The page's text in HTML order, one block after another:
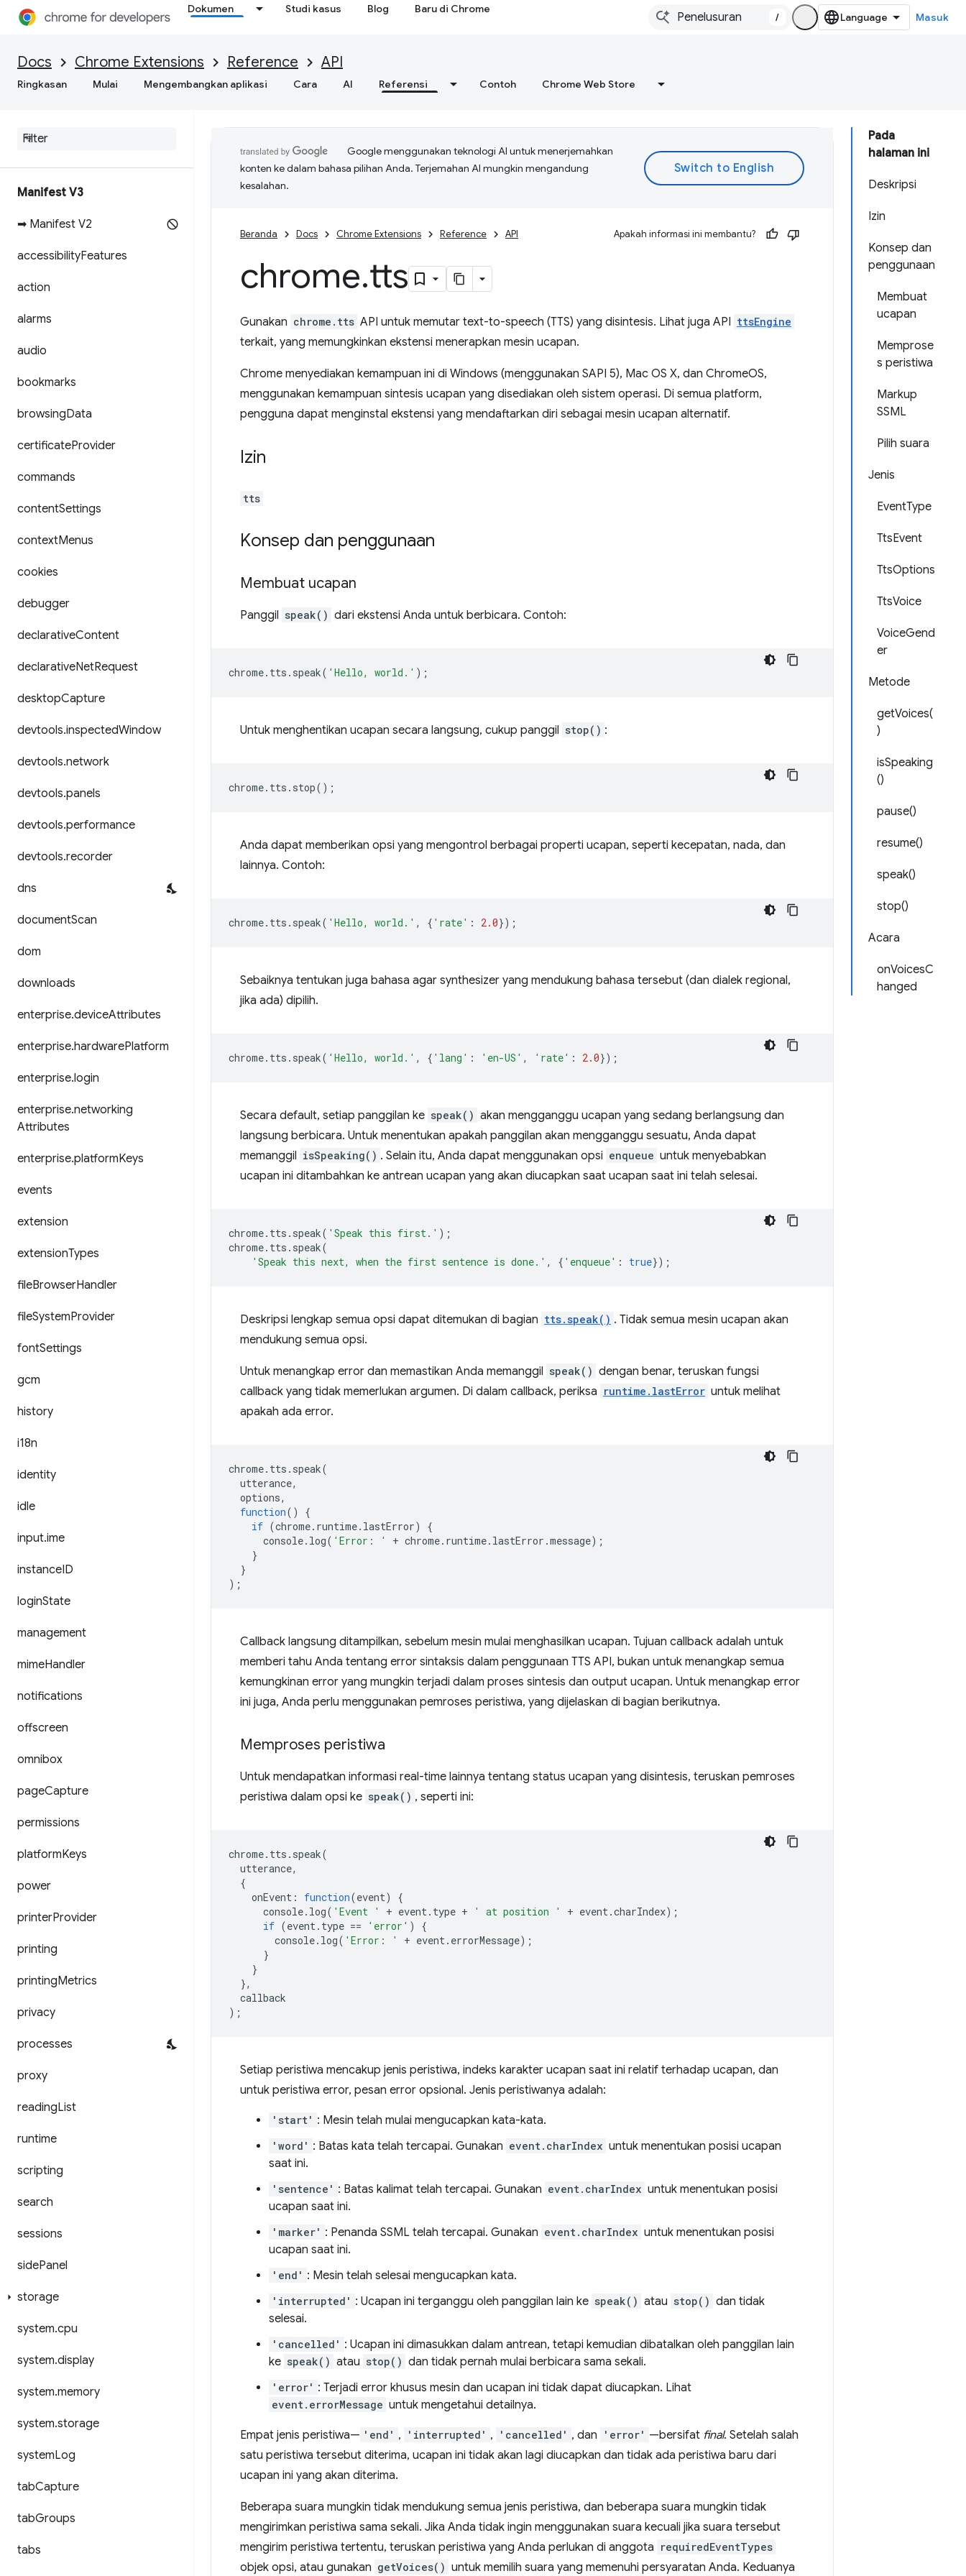
Dokumen Studi kasus Blog Baru di Chrome
/ Masuk
Docs Chrome Extensions Reference API
Ringkasan Mulai Mengembangkan aplikasi Cara AI Referensi Contoh Chrome Web Store
Manifest V3
➡ Manifest V2
accessibilityFeatures
action
alarms
audio
bookmarks
browsingData
certificateProvider
commands
contentSettings
contextMenus
cookies
debugger
declarativeContent
declarativeNetRequest
desktopCapture
devtools.inspectedWindow
devtools.network
devtools.panels
devtools.performance
devtools.recorder
dns
documentScan
dom
downloads
enterprise.deviceAttributes
enterprise.hardwarePlatform
enterprise.login
enterprise.networking
Attributes
enterprise.platformKeys
events
extension
extensionTypes
fileBrowserHandler
fileSystemProvider
fontSettings
gcm
history
i18n
identity
idle
input.ime
instanceID
loginState
management
mimeHandler
notifications
offscreen
omnibox
pageCapture
permissions
platformKeys
power
printerProvider
printing
printingMetrics
privacy
processes
proxy
readingList
runtime
scripting
search
sessions
sidePanel
storage
system.cpu
system.display
system.memory
system.storage
systemLog
tabCapture
tabGroups
tabs
Pada
halaman ini
Deskripsi
Izin
Konsep dan
penggunaan
Membuat
ucapan
Memprose
s peristiwa
Markup
SSML
Pilih suara
Jenis
EventType
TtsEvent
TtsOptions
TtsVoice
VoiceGend
er
Metode
getVoices(
)
isSpeaking
()
pause()
resume()
speak()
stop()
Acara
onVoicesC
hanged
Google menggunakan teknologi AI untuk menerjemahkan
konten ke dalam bahasa pilihan Anda. Terjemahan AI mungkin mengandung
kesalahan.
Beranda Docs Chrome Extensions Reference API Apakah informasi ini membantu?
chrome.tts
Gunakan chrome.tts API untuk memutar text-to-speech (TTS) yang disintesis. Lihat juga API ttsEngine
terkait, yang memungkinkan ekstensi menerapkan mesin ucapan.
Chrome menyediakan kemampuan ini di Windows (menggunakan SAPI 5), Mac OS X, dan ChromeOS,
menggunakan kemampuan sintesis ucapan yang disediakan oleh sistem operasi. Di semua platform,
pengguna dapat menginstal ekstensi yang mendaftarkan diri sebagai mesin ucapan alternatif.
Izin
tts
Konsep dan penggunaan
Membuat ucapan
Panggil speak() dari ekstensi Anda untuk berbicara. Contoh:
chrome. tts . speak( 'Hello, world.' );
Untuk menghentikan ucapan secara langsung, cukup panggil stop() :
chrome. tts . stop();
Anda dapat memberikan opsi yang mengontrol berbagai properti ucapan, seperti kecepatan, nada, dan
lainnya. Contoh:
chrome. tts . speak( 'Hello, world.' , { 'rate' : 2.0});
Sebaiknya tentukan juga bahasa agar synthesizer yang mendukung bahasa tersebut (dan dialek regional,
jika ada) dipilih.
chrome. tts . speak( 'Hello, world.' , { 'lang' : 'en-US' , 'rate' : 2.0});
Secara default, setiap panggilan ke speak() akan mengganggu ucapan yang sedang berlangsung dan
langsung berbicara. Untuk menentukan apakah panggilan akan mengganggu sesuatu, Anda dapat
memanggil isSpeaking() . Selain itu, Anda dapat menggunakan opsi enqueue untuk menyebabkan
ucapan ini ditambahkan ke antrean ucapan yang akan diucapkan saat ucapan saat ini telah selesai.
chrome. tts . speak( 'Speak this first.' );
chrome. tts . speak(
'Speak this next, when the first sentence is done.' , { 'enqueue' : true});
Deskripsi lengkap semua opsi dapat ditemukan di bagian tts.speak() . Tidak semua mesin ucapan akan
mendukung semua opsi.
Untuk menangkap error dan memastikan Anda memanggil speak() dengan benar, teruskan fungsi
callback yang tidak memerlukan argumen. Di dalam callback, periksa runtime.lastError untuk melihat
apakah ada error.
chrome. tts . speak(
utterance,
options,
function()
{
if (chrome. runtime. lastError)
{
console. log( 'Error: ' + chrome. runtime. lastError .message);
}
}
);
Callback langsung ditampilkan, sebelum mesin mulai menghasilkan ucapan. Tujuan callback adalah untuk
memberi tahu Anda tentang error sintaksis dalam penggunaan TTS API, bukan untuk menangkap semua
kemungkinan error yang mungkin terjadi dalam proses sintesis dan output ucapan. Untuk menangkap error
ini juga, Anda perlu menggunakan pemroses peristiwa, yang dijelaskan di bagian berikutnya.
Memproses peristiwa
Untuk mendapatkan informasi real-time lainnya tentang status ucapan yang disintesis, teruskan pemroses
peristiwa dalam opsi ke speak() , seperti ini:
chrome. tts . speak(
utterance,
{
onEvent : function(event)
{
console. log( 'Event ' + event. type + ' at position ' + event.charIndex);
if (event. type == 'error' )
{
console. log( 'Error: ' + event. errorMessage);
}
}
},
callback
);
Setiap peristiwa mencakup jenis peristiwa, indeks karakter ucapan saat ini relatif terhadap ucapan, dan
untuk peristiwa error, pesan error opsional. Jenis peristiwanya adalah:
'start' : Mesin telah mulai mengucapkan kata-kata.
'word' : Batas kata telah tercapai. Gunakan event.charIndex untuk menentukan posisi ucapan
saat ini.
'sentence' : Batas kalimat telah tercapai. Gunakan event.charIndex untuk menentukan posisi
ucapan saat ini.
'marker' : Penanda SSML telah tercapai. Gunakan event.charIndex untuk menentukan posisi
ucapan saat ini.
'end' : Mesin telah selesai mengucapkan kata.
'interrupted' : Ucapan ini terganggu oleh panggilan lain ke speak() atau stop() dan tidak
selesai.
'cancelled' : Ucapan ini dimasukkan dalam antrean, tetapi kemudian dibatalkan oleh panggilan lain
ke speak() atau stop() dan tidak pernah mulai berbicara sama sekali.
'error' : Terjadi error khusus mesin dan ucapan ini tidak dapat diucapkan. Lihat
event.errorMessage untuk mengetahui detailnya.
Empat jenis peristiwa— 'end' , 'interrupted' , 'cancelled' , dan 'error' —bersifat final. Setelah salah
satu peristiwa tersebut diterima, ucapan ini tidak akan lagi diucapkan dan tidak ada peristiwa baru dari
ucapan ini yang akan diterima.
Beberapa suara mungkin tidak mendukung semua jenis peristiwa, dan beberapa suara mungkin tidak
mengirimkan peristiwa sama sekali. Jika Anda tidak ingin menggunakan suara kecuali jika suara tersebut
mengirim peristiwa tertentu, teruskan peristiwa yang Anda perlukan di anggota requiredEventTypes
objek opsi, atau gunakan getVoices() untuk memilih suara yang memenuhi persyaratan Anda. Keduanya